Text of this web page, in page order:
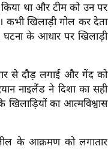
किया था और टीम को उन पर
कभी खिलाड़ी गोल कर देता
के आधार पर खिलाड़ी
से दौड़ लगाई और गेंद को
नाइलैंड ने दिशा का सही
खिलाड़ियों का आत्मविश्वास
के आक्रमण को लगातार